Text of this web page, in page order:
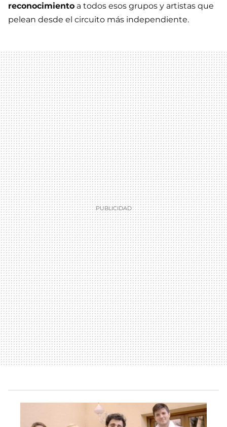
reconocimiento a todos esos grupos y artistas que
pelean desde el circuito más independiente.